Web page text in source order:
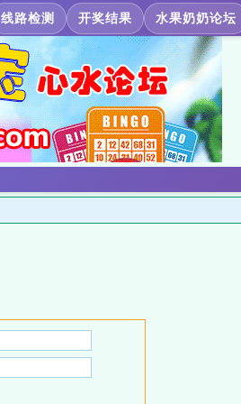
线路检测 开奖结果 水果奶奶论坛